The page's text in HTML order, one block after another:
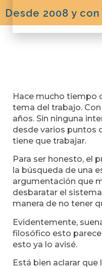
Desde 2008 y
Hace mucho tiempo
tema del trabajo.
años. Sin ninguna
desde varios puntos
tiene que trabajar.
Para ser honesto, el
la búsqueda de una
argumentación que
desbaratar el
manera de no tener
Evidentemente,
filosófico esto
esto ya lo avisé.
Está bien aclarar